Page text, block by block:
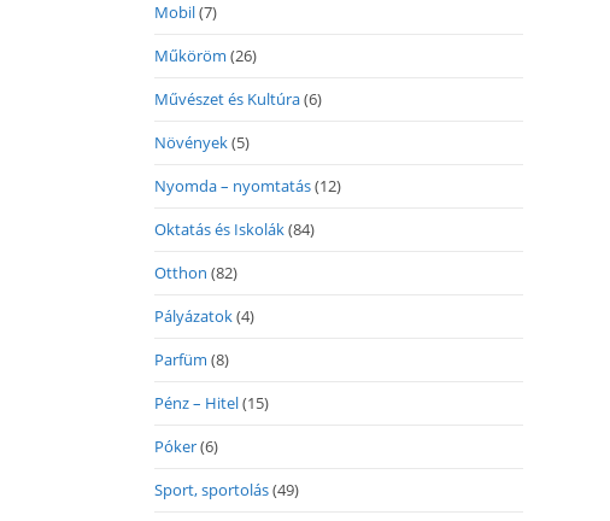
Mobil(7)
Műköröm (26)
Művészet és Kultúra(6)
Növények(5)
Nyomda – nyomtatás(12)
Oktatás és Iskolák(84)
Otthon (82)
Pályázatok(4)
Parfüm (8)
Pénz – Hitel(15)
Póker(6)
Sport, sportolás(49)